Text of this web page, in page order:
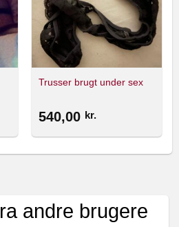
Trusser brugt under sex
540,00 kr.
andre brugere